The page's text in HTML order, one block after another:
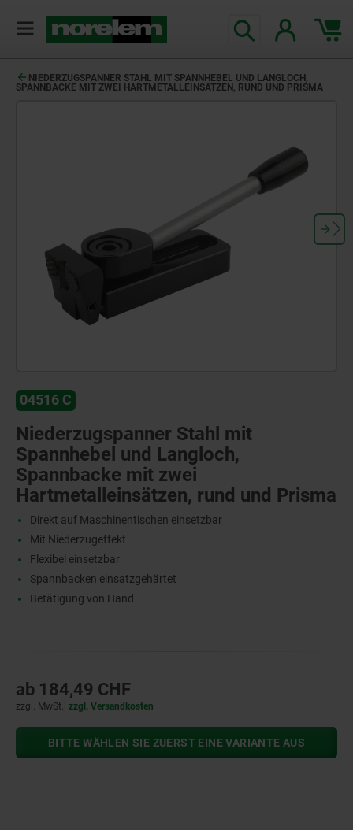
NIEDERZUGSPANNER STAHL MIT SPANNHEBEL UND LANGLOCH,
SPANNBACKE MIT ZWEI HARTMETALLEINSÄTZEN, RUND UND PRISMA
04516 C
Niederzugspanner Stahl mit
Spannhebel und Langloch,
Spannbacke mit zwei
Hartmetalleinsätzen, rund und Prisma
Direkt auf Maschinentischen einsetzbar
Mit Niederzugeffekt
Flexibel einsetzbar
Spannbacken einsatzgehärtet
Betätigung von Hand
ab 184,49 CHF
zzgl. MwSt. zzgl. Versandkosten
BITTE WÄHLEN SIE ZUERST EINE VARIANTE AUS